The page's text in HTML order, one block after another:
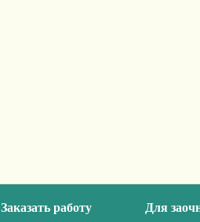
Заказать работу Для